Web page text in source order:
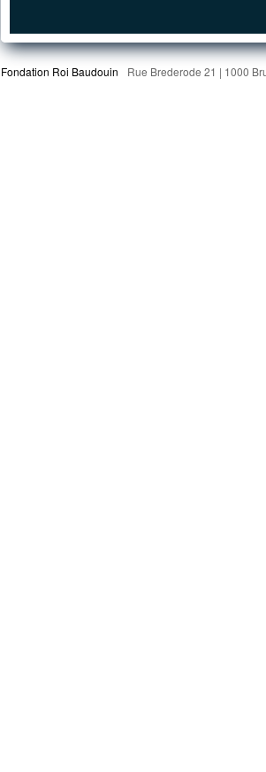
Fondation Roi Baudouin Rue Brederode 21 | 1000